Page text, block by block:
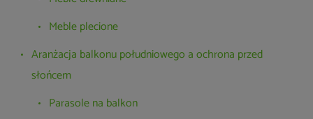
Meble plecione
Aranżacja balkonu południowego a ochrona przed
słońcem
Parasole na balkon